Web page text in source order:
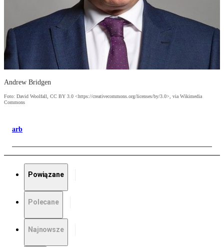
Andrew Bridgen
Foto: David Woolfall, CC BY 3.0 <https://creativecommons.org/licenses/by/3.0>, via Wikimedia
Commons
arb
Powiązane
Polecane
Najnowsze